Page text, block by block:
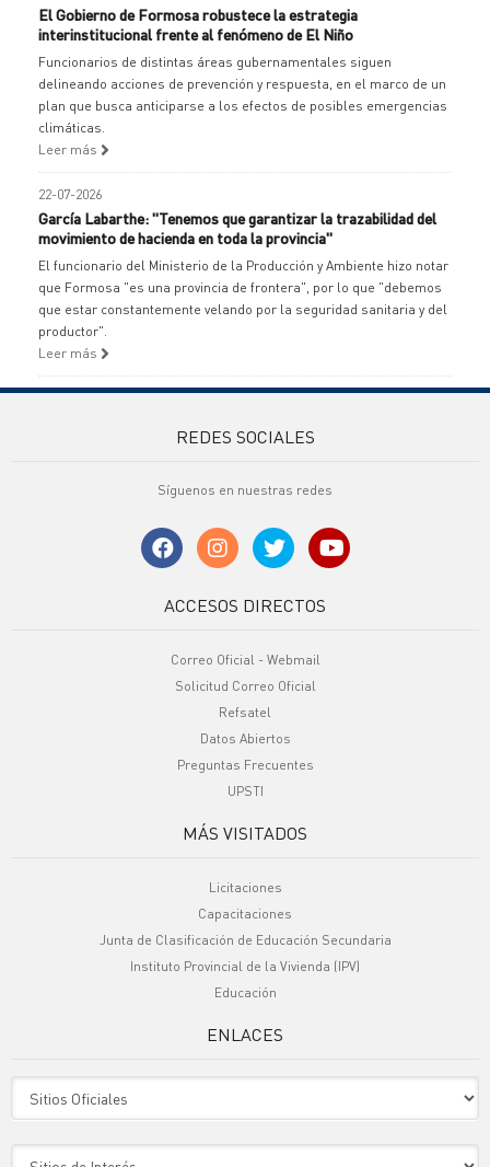
El Gobierno de Formosa robustece la estrategia
interinstitucional frente al fenómeno de El Niño
Funcionarios de distintas áreas gubernamentales siguen
delineando acciones de prevención y respuesta, en el marco de un
plan que busca anticiparse a los efectos de posibles emergencias
climáticas.
Leer más
22-07-2026
García Labarthe: "Tenemos que garantizar la trazabilidad del
movimiento de hacienda en toda la provincia"
El funcionario del Ministerio de la Producción y Ambiente hizo notar
que Formosa "es una provincia de frontera", por lo que "debemos
que estar constantemente velando por la seguridad sanitaria y del
productor".
Leer más
REDES SOCIALES
Síguenos en nuestras redes
ACCESOS DIRECTOS
Correo Oficial - Webmail
Solicitud Correo Oficial
Refsatel
Datos Abiertos
Preguntas Frecuentes
UPSTI
MÁS VISITADOS
Licitaciones
Capacitaciones
Junta de Clasificación de Educación Secundaria
Instituto Provincial de la Vivienda (IPV)
Educación
ENLACES